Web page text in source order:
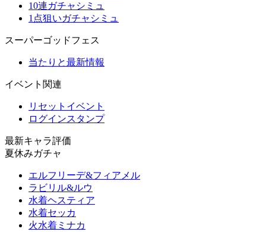
10連ガチャシミュ
1点狙いガチャシミュ
スーパーゴッドフェス
当たりと最新情報
イベント関連
リセットイベント
ログインスタンプ
最新キャラ評価
夏休みガチャ
エルフリーデ&フィアメル
ラビリル&ルウ
水着ヘスティア
水着セッカ
火水着ミナカ